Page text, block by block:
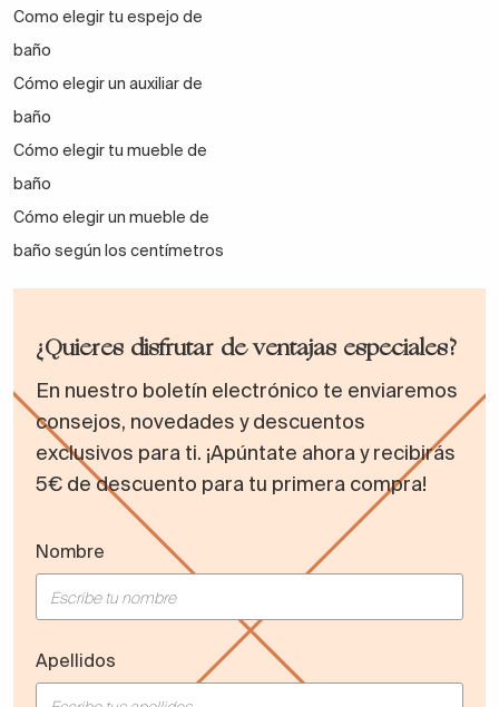
Como elegir tu espejo de
baño
Cómo elegir un auxiliar de
baño
Cómo elegir tu mueble de
baño
Cómo elegir un mueble de
baño según los centímetros
¿Quieres disfrutar de ventajas especiales?
En nuestro boletín electrónico te enviaremos
consejos, novedades y descuentos
exclusivos para ti. ¡Apúntate ahora y recibirás
5€ de descuento para tu primera compra!
Nombre
Apellidos